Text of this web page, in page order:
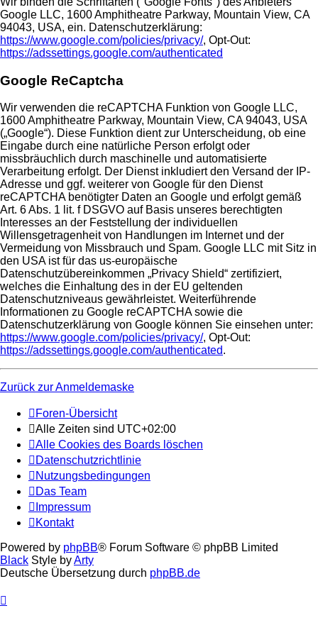
Google LLC, 1600 Amphitheatre Parkway, Mountain View, CA
94043, USA, ein. Datenschutzerklärung:
https://www.google.com/policies/privacy/, Opt-Out:
https://adssettings.google.com/authenticated
Google ReCaptcha
Wir verwenden die reCAPTCHA Funktion von Google LLC,
1600 Amphitheatre Parkway, Mountain View, CA 94043, USA
(„Google“). Diese Funktion dient zur Unterscheidung, ob eine
Eingabe durch eine natürliche Person erfolgt oder
missbräuchlich durch maschinelle und automatisierte
Verarbeitung erfolgt. Der Dienst inkludiert den Versand der IP-
Adresse und ggf. weiterer von Google für den Dienst
reCAPTCHA benötigter Daten an Google und erfolgt gemäß
Art. 6 Abs. 1 lit. f DSGVO auf Basis unseres berechtigten
Interesses an der Feststellung der individuellen
Willensgetragenheit von Handlungen im Internet und der
Vermeidung von Missbrauch und Spam. Google LLC mit Sitz in
den USA ist für das us-europäische
Datenschutzübereinkommen „Privacy Shield“ zertifiziert,
welches die Einhaltung des in der EU geltenden
Datenschutzniveaus gewährleistet. Weiterführende
Informationen zu Google reCAPTCHA sowie die
Datenschutzerklärung von Google können Sie einsehen unter:
https://www.google.com/policies/privacy/, Opt-Out:
https://adssettings.google.com/authenticated.
Zurück zur Anmeldemaske
Foren-Übersicht
Alle Zeiten sind UTC+02:00
Alle Cookies des Boards löschen
Datenschutzrichtlinie
Nutzungsbedingungen
Das Team
Impressum
Kontakt
Powered by phpBB® Forum Software © phpBB Limited
Black Style byArty
Deutsche Übersetzung durch phpBB.de